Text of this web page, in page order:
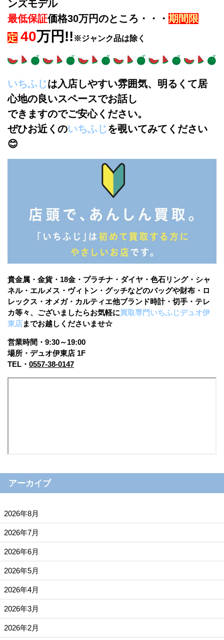
ンズモデル
最低保証価格30万円のところ・・・ 期間限
定 40万円!! ※ジャンク品は除く
いちふじは入店しやすい雰囲気、明るくて居
心地の良いスペースでお話し
できますのでご安心ください。
ぜひお近くのいちふじを覗いてみてください
😊
貴金属・金貨・18金・プラチナ・ダイヤ・色石リング・シャ
ネル・エルメス・ヴィトン・グッチなどのバッグや財布・ロ
レックス・オメガ・カルティエ他ブランド時計・切手・テレ
カ等々、ございましたらお気軽に買取専門いちふじデュオ伊
東店までお越しくださいませ☆
営業時間・9:30～19:00
場所・デュオ伊東店 1F
TEL・ 0557-38-0147
アーカイブ
2026年8月
2026年7月
2026年6月
2026年5月
2026年4月
2026年3月
2026年2月